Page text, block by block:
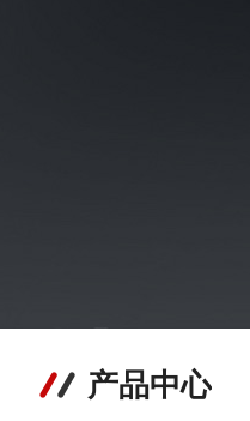
产品中心